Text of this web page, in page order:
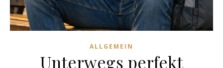
ALLGEMEIN
Unterwegs perfekt